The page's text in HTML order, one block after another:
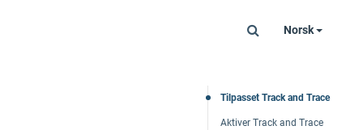
Norsk
Tilpasset Track and Trace
Aktiver Track and Trace